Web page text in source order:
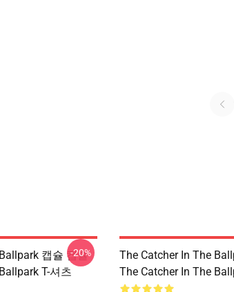
캡슐 캡슐
T-셔츠
-20%
The Catcher In The
The Catcher In The